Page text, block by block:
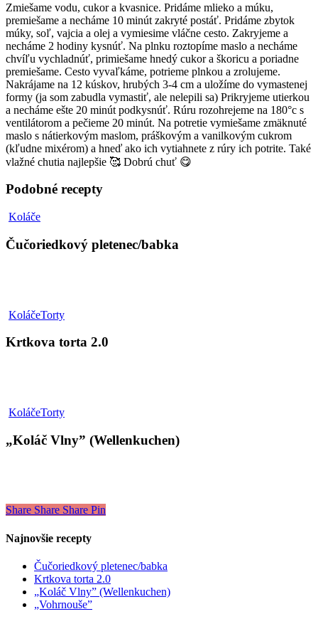
Zmiešame vodu, cukor a kvasnice. Pridáme mlieko a múku,
premiešame a necháme 10 minút zakryté postáť. Pridáme zbytok
múky, soľ, vajcia a olej a vymiesime vláčne cesto. Zakryjeme a
necháme 2 hodiny kysnúť. Na plnku roztopíme maslo a necháme
chvíľu vychladnúť, primiešame hnedý cukor a škoricu a poriadne
premiešame. Cesto vyvaľkáme, potrieme plnkou a zrolujeme.
Nakrájame na 12 kúskov, hrubých 3-4 cm a uložíme do vymastenej
formy (ja som zabudla vymastiť, ale nelepili sa) Prikryjeme utierkou
a necháme ešte 20 minút podkysnúť. Rúru rozohrejeme na 180°c s
ventilátorom a pečieme 20 minút. Na potretie vymiešame zmäknuté
maslo s nátierkovým maslom, práškovým a vanilkovým cukrom
(kľudne mixérom) a hneď ako ich vytiahnete z rúry ich potrite. Také
vlažné chutia najlepšie 🥰 Dobrú chuť 😋
Podobné recepty
KoláčeČučoriedkový
Čučoriedkový pletenec/babka
KoláčeTortyKrtkova
2.0
Krtkova torta 2.0
KoláčeTorty„Koláč
(Wellenkuchen)
„Koláč Vlny” (Wellenkuchen)
Share Share Share Pin
Najnovšie recepty
Čučoriedkový pletenec/babka
Krtkova torta 2.0
„Koláč Vlny” (Wellenkuchen)
„Vohrnouše”